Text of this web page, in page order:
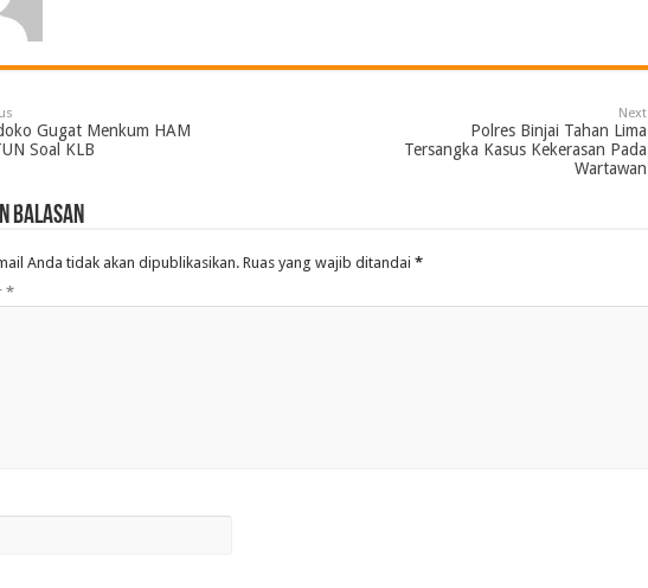
Gugat Menkum HAM
Soal KLB
Next
Polres Binjai Tahan Lima
Tersangka Kasus Kekerasan Pada
Wartawan
Balasan
Anda tidak akan dipublikasikan. Ruas yang wajib ditandai *
*